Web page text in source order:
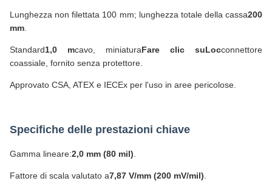
Lunghezza non filettata 100 mm; lunghezza totale della cassa200
mm
Standard1,0 mcavo, miniaturaFare clic suLocconnettore
coassiale, fornito senza protettore.
Approvato CSA, ATEX e IECEx per l'uso in aree pericolose.
Specifiche delle prestazioni chiave
Gamma lineare:2,0 mm (80 mil)
Fattore di scala valutato a7,87 V/mm (200 mV/mil)